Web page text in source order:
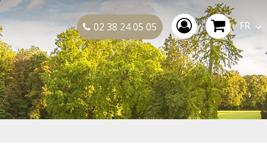
02 38 24 05 05 FR